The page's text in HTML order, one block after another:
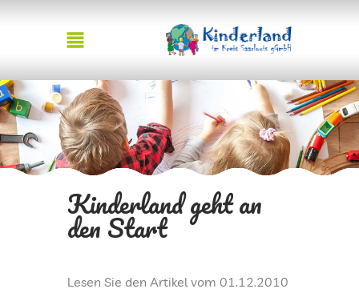
STARTSEITE
AKTUELLES
JOBS
Kinderland geht an
den Start
Lesen Sie den Artikel vom 01.12.2010